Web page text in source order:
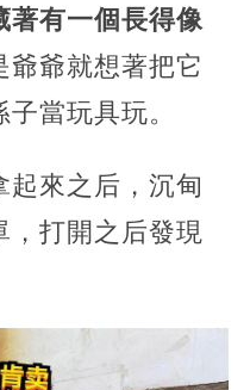
著有一個長得像
爺爺就想著把它
當玩具玩。
起來之后，沉甸
，打開之后發現